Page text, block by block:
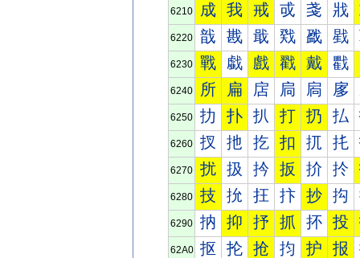
6210 成 我 戒 戓 戔 戕
6220 戠 戡 戢 戣 戤 戥
6230 戰 戱 戲 戳 戴 戵
6240 所 扁 扂 扃 扄 扅
6250 扐 扑 扒 打 扔 払
6260 扠 扡 扢 扣 扤 扥
6270 扰 扱 扲 扳 扴 扵
6280 技 抁 抂 抃 抄 抅
6290 抐 抑 抒 抓 抔 投
62A0 抠 抡 抢 抣 护 报